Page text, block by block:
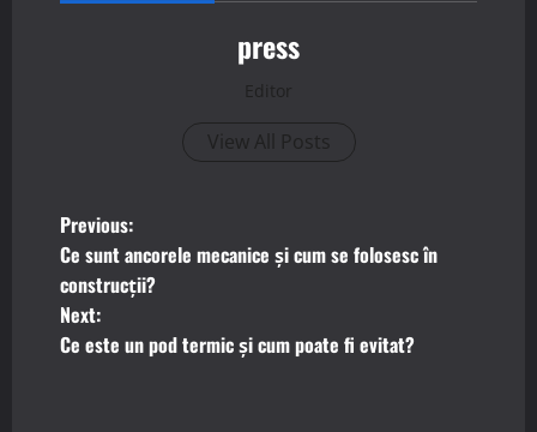
press
Editor
View All Posts
P
o
s
Previous:
Ce sunt ancorele mecanice și cum se folosesc în
construcții?
Next:
Ce este un pod termic și cum poate fi evitat?